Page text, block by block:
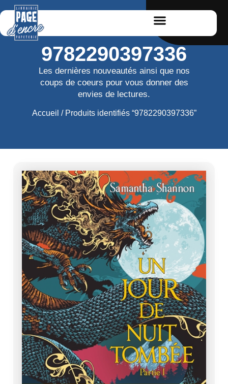
9782290397336
Les dernières nouveautés ainsi que nos
coups de coeurs pour vous donner des
envies de lectures.
Accueil / Produits identifiés “9782290397336”